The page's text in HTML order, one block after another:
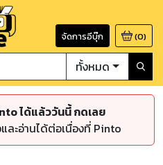
จัดการอีบุ๊ก (0)
ทั้งหมด
ได้แล้ววันนี้ กดเลย
ะอ่านได้ต่อเนื่องที่ Pinto